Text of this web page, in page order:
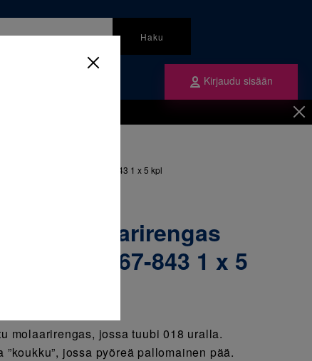
Haku
Kirjaudu sisään
ne
yläleuka vasen 36 & 067-843 1 x 5 kpl
172 Molaarirengas
36 & 067-843 1 x 5
molaarirengas, jossa tuubi 018 uralla.
jossa pyöreä pallomainen pää.